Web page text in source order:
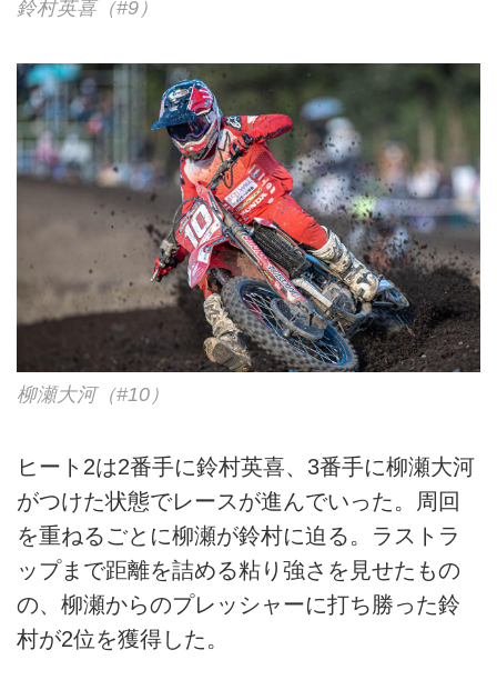
鈴村英喜（#9）
柳瀬大河（#10）
ヒート2は2番手に鈴村英喜、3番手に柳瀬大河
がつけた状態でレースが進んでいった。周回
を重ねるごとに柳瀬が鈴村に迫る。ラストラ
ップまで距離を詰める粘り強さを見せたもの
の、柳瀬からのプレッシャーに打ち勝った鈴
村が2位を獲得した。